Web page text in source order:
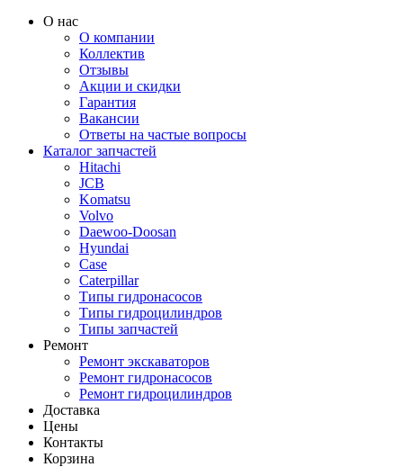
О нас
О компании
Коллектив
Отзывы
Акции и скидки
Гарантия
Вакансии
Ответы на частые вопросы
Каталог запчастей
Hitachi
JCB
Komatsu
Volvo
Daewoo-Doosan
Hyundai
Case
Caterpillar
Типы гидронасосов
Типы гидроцилиндров
Типы запчастей
Ремонт
Ремонт экскаваторов
Ремонт гидронасосов
Ремонт гидроцилиндров
Доставка
Цены
Контакты
Корзина